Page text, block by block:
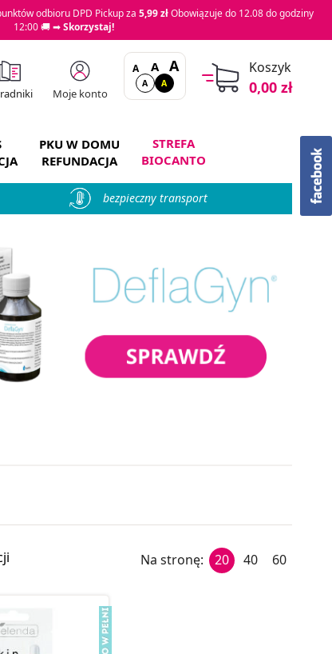
odbioru DPD Pickup za 5,99 złObowiązuje do 12.08 do godziny
12:00 🚚 ➡Skorzystaj!
Moje konto
A A A
A A
Koszyk
0,00 zł
PKU W DOMU
REFUNDACJA
STREFA
BIOCANTO
bezpieczny transport
Na stronę: 20 40 60